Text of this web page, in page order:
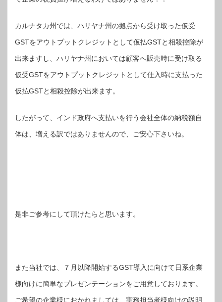
カルナタカ州では、ハリヤナ州の拠点から受け取った仮受
GSTをアウトプットクレジットとして仮払GSTと相殺控除が
出来ますし、ハリヤナ州においては顧客へ販売時に受け取る
仮受GSTをアウトプットクレジットとして仕入時に支払った
仮払GSTと相殺控除が出来ます。
したがって、インド政府へ支払いを行う会社全体の納税額自
体は、増える訳ではありませんので、ご安心下さいね。
是非ご参考にして頂けたらと思います。
また当社では、７月以降開始するGST導入に向けて日系企業
様向けに簡単なプレゼンテーションをご用意しております。
ご希望の企業様におかれましては、実務担当者様向けの説明